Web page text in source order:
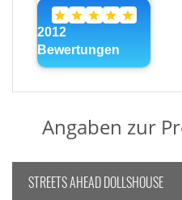
Angaben zur
STREETS AHEAD DOLLSHOUSE